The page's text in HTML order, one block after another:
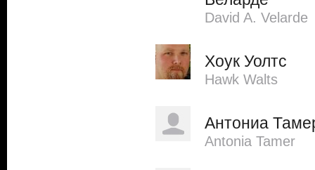
David A. Velarde
Хоук Уолтс
Hawk Walts
Антониа
Antonia Tamer